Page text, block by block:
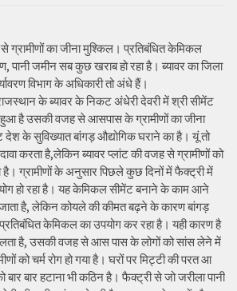
ग्रामीणों का जीना मुश्किल। प्रतिबंधित केमिकल
पानी जमीन सब कुछ खराब हो रहा है। ब्यावर का जिला
विभाग के अधिकारी तो अंधे हैं।
के ब्यावर के निकट अंधेरी देवरी में श्री सीमेंट
हुआ है उसकी वजह से आसपास के ग्रामीणों का जीना
देश के सुविख्यात बांगड़ औद्योगिक घराने का है। यूं तो
करता है,लेकिन ब्यावर प्लांट की वजह से ग्रामीणों को
है। ग्रामीणों के अनुसार पिछले कुछ दिनों में फैक्ट्री में
हो रहा है। यह केमिकल सीमेंट बनाने के काम आने
जाता है, लेकिन कोयले की कीमत बढ़ने के कारण बांगड़
केमिकल का उपयोग कर रहा है। यही कारण है
है, उसकी वजह से आस पास के लोगों को सांस लेने में
को चर्म रोग हो गया है। घरों पर मिट्टी की परत आ
बार हटाना भी कठिन है। फैक्ट्री से जो जरीला पानी